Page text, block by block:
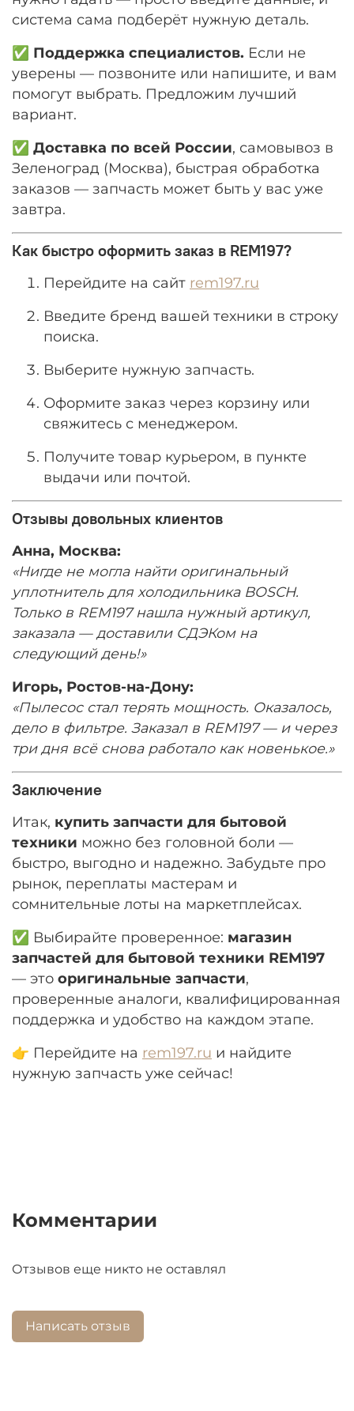
система сама подберёт нужную деталь.
✅ Поддержка специалистов. Если не
уверены — позвоните или напишите, и вам
помогут выбрать. Предложим лучший
вариант.
✅ Доставка по всей России, самовывоз в
Зеленоград (Москва), быстрая обработка
заказов — запчасть может быть у вас уже
завтра.
Как быстро оформить заказ в REM197?
Перейдите на сайт rem197.ru
Введите бренд вашей техники в строку
поиска.
Выберите нужную запчасть.
Оформите заказ через корзину или
свяжитесь с менеджером.
Получите товар курьером, в пункте
выдачи или почтой.
Отзывы довольных клиентов
Анна, Москва:
«Нигде не могла найти оригинальный
уплотнитель для холодильника BOSCH.
Только в REM197 нашла нужный артикул,
заказала — доставили СДЭКом на
следующий день!»
Игорь, Ростов-на-Дону:
«Пылесос стал терять мощность. Оказалось,
дело в фильтре. Заказал в REM197 — и через
три дня всё снова работало как новенькое.»
Заключение
Итак, купить запчасти для бытовой
техники можно без головной боли —
быстро, выгодно и надежно. Забудьте про
рынок, переплаты мастерам и
сомнительные лоты на маркетплейсах.
✅ Выбирайте проверенное: магазин
запчастей для бытовой техники REM197
— это оригинальные запчасти,
проверенные аналоги, квалифицированная
поддержка и удобство на каждом этапе.
👉 Перейдите на rem197.ru и найдите
нужную запчасть уже сейчас!
Комментарии
Отзывов еще никто не оставлял
Написать отзыв